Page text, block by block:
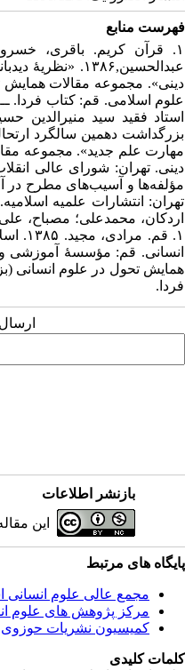
فهرست منابع
دینی». مجموعه مقالات همایش
علوم اسلامی. قم: کتاب فردا.
استاد فقید سید منیرالدین
همایش تحول در علوم انسانی
فردا.
بازنشر اطلاعات
این
پایگاه های مرتبط
مجمع عالی علوم انسانی
مرکز پژوهش های علوم
کمیسیون نشریات حوزوی
کلمات کلیدی